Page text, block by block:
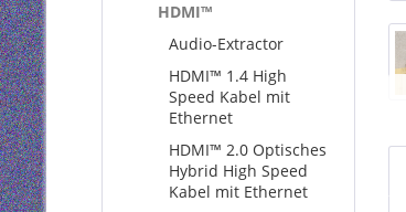
HDMI™
Audio-Extractor
HDMI™ 1.4 High
Speed Kabel mit
Ethernet
HDMI™ 2.0 Optisches
Hybrid High Speed
Kabel mit Ethernet